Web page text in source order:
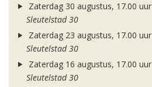
Zaterdag 30 augustus, 17.00 uur
Sleutelstad 30
Zaterdag 23 augustus, 17.00 uur
Sleutelstad 30
Zaterdag 16 augustus, 17.00 uur
Sleutelstad 30